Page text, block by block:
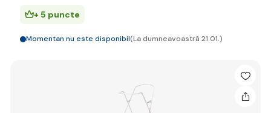
+ 5 puncte
Momentan nu este disponibil(La dumneavoastră 21.01.)